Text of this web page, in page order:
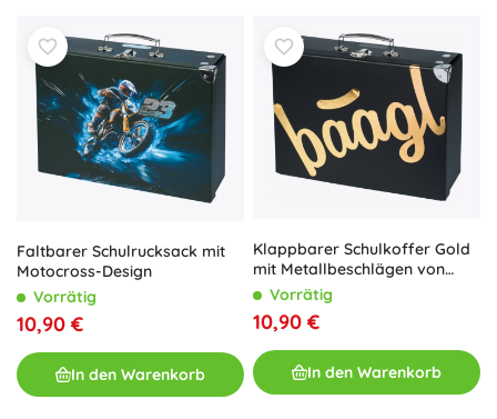
Faltbarer Schulrucksack mit
Motocross-Design
Vorrätig
10,90 €
In den Warenkorb
Klappbarer Schulkoffer Gold
mit Metallbeschlägen von
Baagl
Vorrätig
10,90 €
In den Warenkorb